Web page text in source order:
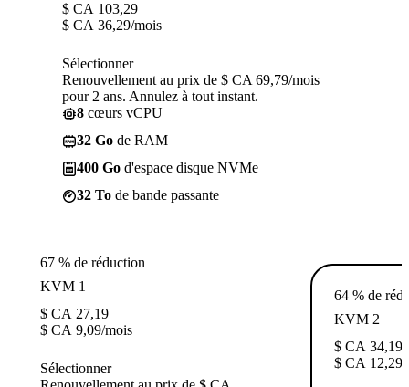
$ CA 103,29
$ CA 36,29/mois
Sélectionner
Renouvellement au prix de $ CA 69,79/mois
pour 2 ans. Annulez à tout instant.
8 cœurs vCPU
32 Go de RAM
400 Go d'espace disque NVMe
32 To de bande passante
67 % de réduction
KVM 1
$ CA 27,19
$ CA 9,09/mois
Sélectionner
64 % de
KVM 2
$ CA 34,19
$ CA 12,29